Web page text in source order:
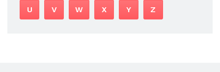
U V W X Y Z